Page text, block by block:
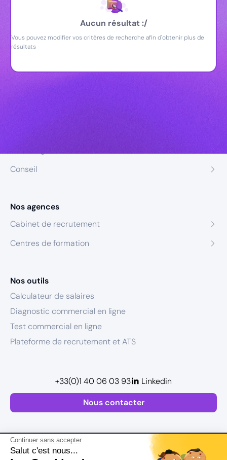
Continuer sans accepter
Salut c'est nous...
Aucun résultat :/
Vous pouvez modifier vos critères de recherche afin d'obtenir plus de
résultats
Conseil
Nos agences
Cabinet de recrutement
Centres de formation
Nos outils
Calculateur de salaires
Diagnostic commercial en ligne
Test commercial en ligne
Plateforme de recrutement et ATS
Nous contacter
+33(0)1 40 06 03 93 Linkedin